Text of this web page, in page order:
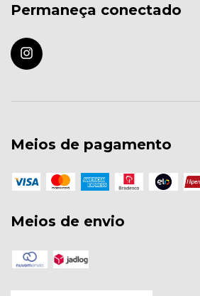
Permaneça conectado
Meios de pagamento
Meios de envio